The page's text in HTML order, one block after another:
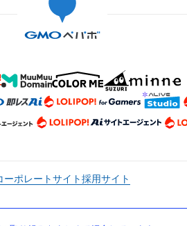
ーポレートサイト採用サイト